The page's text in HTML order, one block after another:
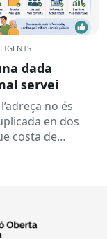
dada
servei
no és
en dos
costa de